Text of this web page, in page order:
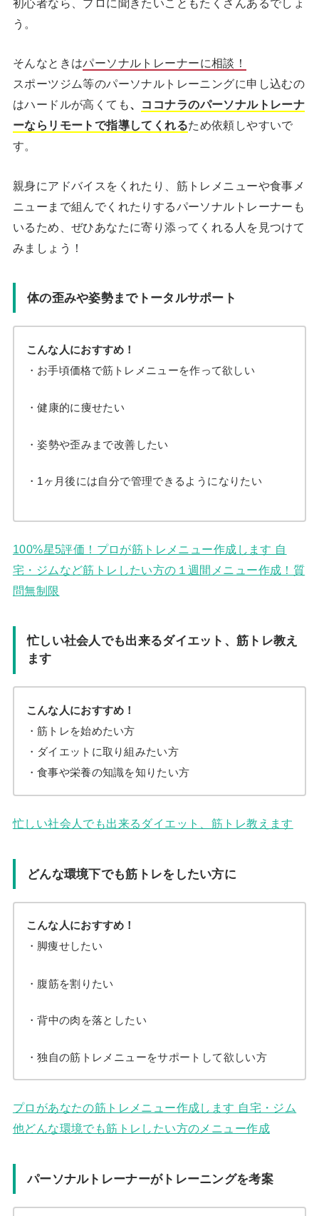
初心者なら、プロに聞きたいこともたくさんあるでしょ
う。
そんなときはパーソナルトレーナーに相談！
スポーツジム等のパーソナルトレーニングに申し込むの
はハードルが高くても、 ココナラのパーソナルトレーナ
ーならリモートで指導してくれるため依頼しやすいで
す。
親身にアドバイスをくれたり、筋トレメニューや食事メ
ニューまで組んでくれたりするパーソナルトレーナーも
いるため、ぜひあなたに寄り添ってくれる人を見つけて
みましょう！
体の歪みや姿勢までトータルサポート
こんな人におすすめ！
・お手頃価格で筋トレメニューを作って欲しい
・健康的に痩せたい
・姿勢や歪みまで改善したい
・1ヶ月後には自分で管理できるようになりたい
100%星5評価！プロが筋トレメニュー作成します 自
宅・ジムなど筋トレしたい方の１週間メニュー作成！質
問無制限
忙しい社会人でも出来るダイエット、筋トレ教え
ます
こんな人におすすめ！
・筋トレを始めたい方
・ダイエットに取り組みたい方
・食事や栄養の知識を知りたい方
忙しい社会人でも出来るダイエット、筋トレ教えます
どんな環境下でも筋トレをしたい方に
こんな人におすすめ！
・脚痩せしたい
・腹筋を割りたい
・背中の肉を落としたい
・独自の筋トレメニューをサポートして欲しい方
プロがあなたの筋トレメニュー作成します 自宅・ジム
他どんな環境でも筋トレしたい方のメニュー作成
パーソナルトレーナーがトレーニングを考案